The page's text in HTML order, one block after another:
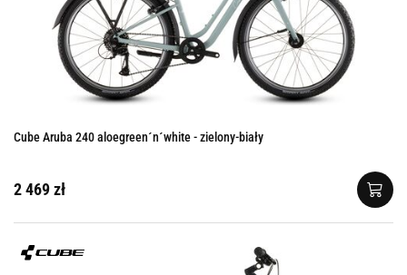
Cube Aruba 240 aloegreen´n´white - zielony-biały
2 469 zł